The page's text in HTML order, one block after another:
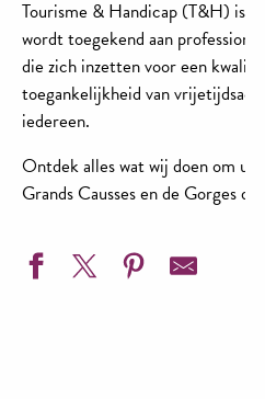
Tourisme & Handicap (T&H) is
wordt toegekend aan
die zich inzetten voor een
toegankelijkheid van
iedereen.
Ontdek alles wat wij doen om
Grands Causses en de Gorges